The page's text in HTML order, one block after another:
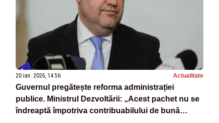
20 ian. 2026, 14:56 Actualitate
Guvernul pregătește reforma administrației
publice. Ministrul Dezvoltării: „Acest pachet nu se
îndreaptă împotriva contribuabilului de bună